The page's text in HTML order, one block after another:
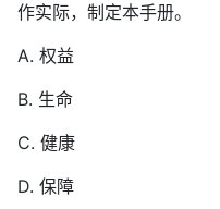
作实际，制定本手册。
A. 权益
B. 生命
C. 健康
D. 保障